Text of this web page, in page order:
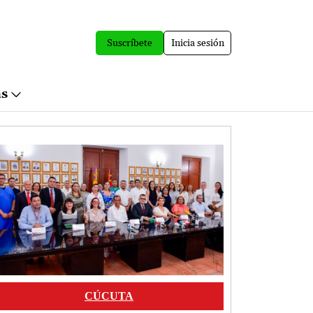
Suscríbete Inicia sesión
Image
CÚCUTA